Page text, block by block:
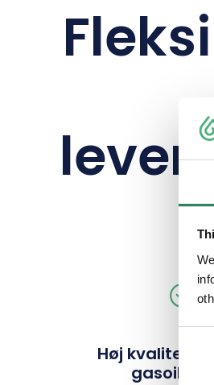
Høj kvalitet -
gasoile